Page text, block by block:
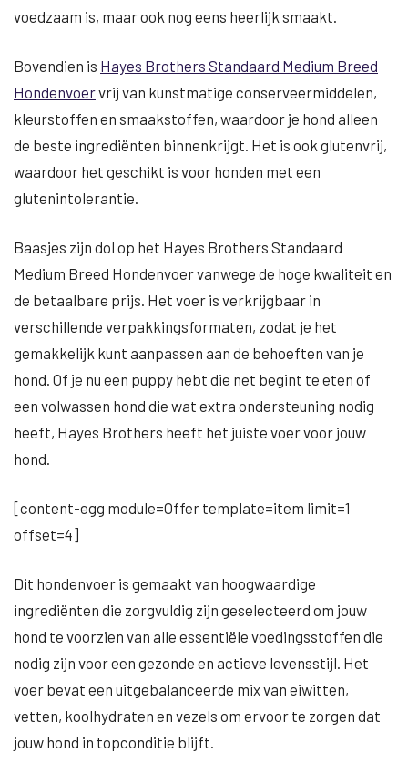
voedzaam is, maar ook nog eens heerlijk smaakt.
Bovendien is Hayes Brothers Standaard Medium Breed
Hondenvoervrij van kunstmatige conserveermiddelen,
kleurstoffen en smaakstoffen, waardoor je hond alleen
de beste ingrediënten binnenkrijgt. Het is ook glutenvrij,
waardoor het geschikt is voor honden met een
glutenintolerantie.
Baasjes zijn dol op het Hayes Brothers Standaard
Medium Breed Hondenvoer vanwege de hoge kwaliteit en
de betaalbare prijs. Het voer is verkrijgbaar in
verschillende verpakkingsformaten, zodat je het
gemakkelijk kunt aanpassen aan de behoeften van je
hond. Of je nu een puppy hebt die net begint te eten of
een volwassen hond die wat extra ondersteuning nodig
heeft, Hayes Brothers heeft het juiste voer voor jouw
hond.
[content-egg module=Offer template=item limit=1
offset=4]
Dit hondenvoer is gemaakt van hoogwaardige
ingrediënten die zorgvuldig zijn geselecteerd om jouw
hond te voorzien van alle essentiële voedingsstoffen die
nodig zijn voor een gezonde en actieve levensstijl. Het
voer bevat een uitgebalanceerde mix van eiwitten,
vetten, koolhydraten en vezels om ervoor te zorgen dat
jouw hond in topconditie blijft.